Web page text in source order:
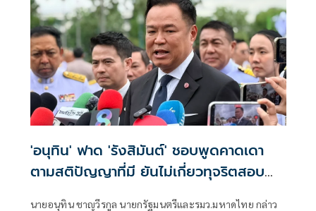
'อนุทิน' ฟาด 'รังสิมันต์' ชอบพูดคาดเดา
ตามสติปัญญาที่มี ยันไม่เกี่ยวทุจริตสอบ
นายอนุทิน ชาญวีรกูล นายกรัฐมนตรีและรมว.มหาดไทย กล่าว